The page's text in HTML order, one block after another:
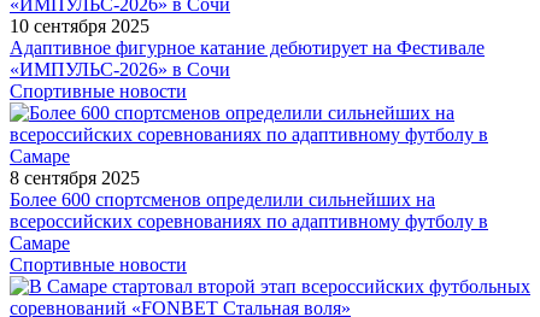
10 сентября 2025
Адаптивное фигурное катание дебютирует на Фестивале
«ИМПУЛЬС-2026» в Сочи
Спортивные новости
8 сентября 2025
Более 600 спортсменов определили сильнейших на
всероссийских соревнованиях по адаптивному футболу в
Самаре
Спортивные новости